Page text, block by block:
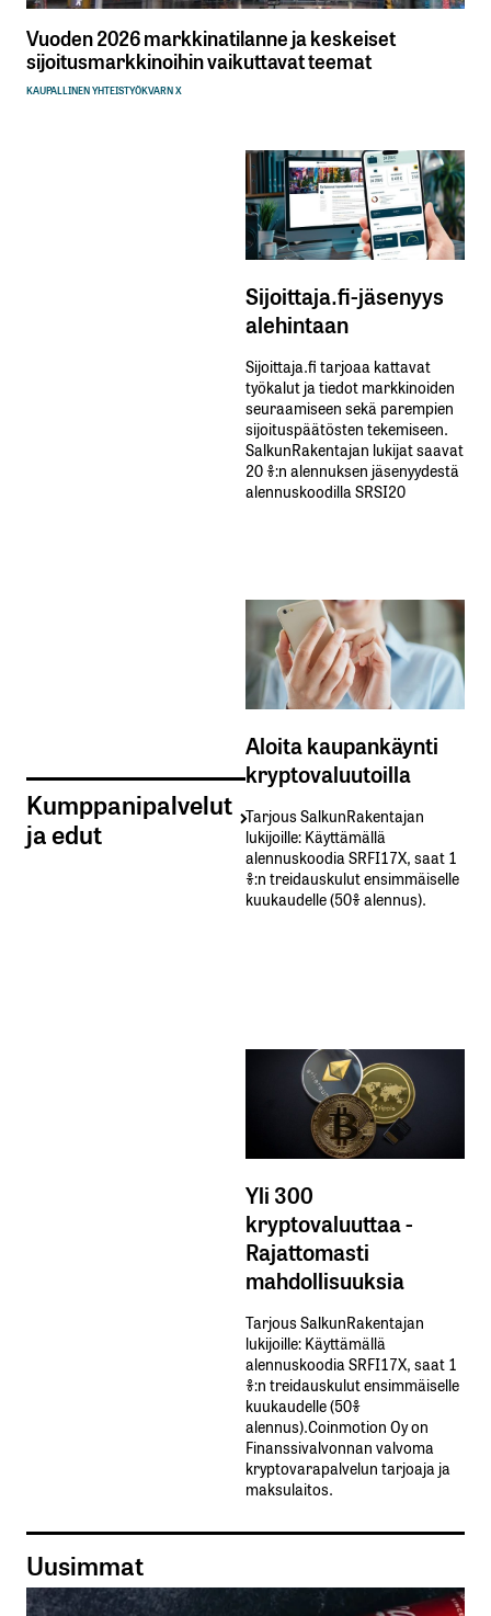
Vuoden 2026 markkinatilanne ja keskeiset
sijoitusmarkkinoihin vaikuttavat teemat
KAUPALLINEN YHTEISTYÖKVARN X
Kumppanipalvelut
ja edut
Sijoittaja.fi-jäsenyys
alehintaan
Sijoittaja.fi tarjoaa kattavat
työkalut ja tiedot markkinoiden
seuraamiseen sekä parempien
sijoituspäätösten tekemiseen.
SalkunRakentajan lukijat saavat
20 %:n alennuksen jäsenyydestä
alennuskoodilla SRSI20
Aloita kaupankäynti
kryptovaluutoilla
Tarjous SalkunRakentajan
lukijoille: Käyttämällä​ ​
alennuskoodia​ ​SRFI17X,​ ​saat​ ​1
%:n treidauskulut​ ​ensimmäiselle​ ​
kuukaudelle​ ​(50%​ ​alennus).
Yli 300
kryptovaluuttaa -
Rajattomasti
mahdollisuuksia
Tarjous SalkunRakentajan
lukijoille: Käyttämällä​ ​
alennuskoodia​ ​SRFI17X,​ ​saat​ ​1
%:n treidauskulut​ ​ensimmäiselle​ ​
kuukaudelle​ ​(50%​ ​
alennus).Coinmotion Oy on
Finanssivalvonnan valvoma
kryptovarapalvelun tarjoaja ja
maksulaitos.
Uusimmat